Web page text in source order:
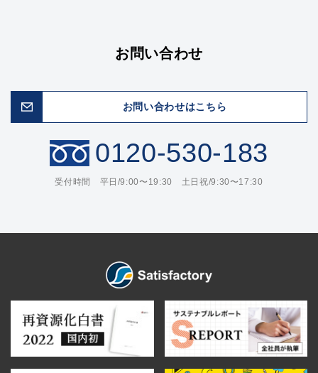
お問い合わせ
お問い合わせはこちら
0120-530-183
受付時間 平日/9:00〜19:30 土日祝/9:30〜17:30